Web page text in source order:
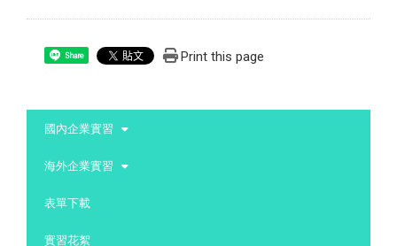
Share Print this page
國內企業實習
海外企業實習
表單下載
實習花絮